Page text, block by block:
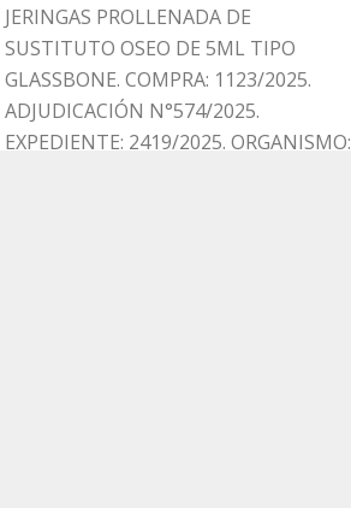
JERINGAS PROLLENADA DE
SUSTITUTO OSEO DE 5ML TIPO
GLASSBONE. COMPRA: 1123/2025.
ADJUDICACIÓN N°574/2025.
EXPEDIENTE: 2419/2025. ORGANISMO: